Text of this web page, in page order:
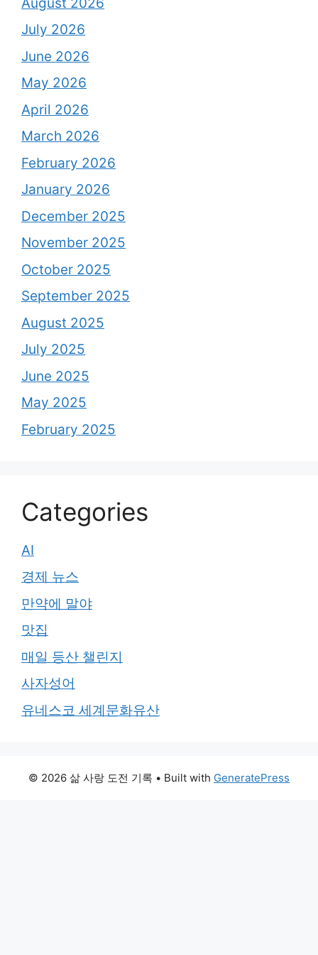
July 2026
June 2026
May 2026
April 2026
March 2026
February 2026
January 2026
December 2025
November 2025
October 2025
September 2025
August 2025
July 2025
June 2025
May 2025
February 2025
Categories
AI
경제 뉴스
만약에 말야
맛집
매일 등산 챌린지
사자성어
유네스코 세계문화유산
© 2026 삶 사랑 도전 기록 • Built with GeneratePress